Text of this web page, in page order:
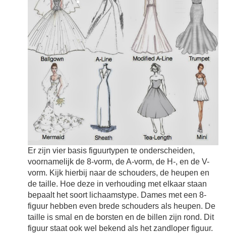
Er zijn vier basis figuurtypen te onderscheiden,
voornamelijk de 8-vorm, de A-vorm, de H-, en de V-
vorm. Kijk hierbij naar de schouders, de heupen en
de taille. Hoe deze in verhouding met elkaar staan
bepaalt het soort lichaamstype. Dames met een 8-
figuur hebben even brede schouders als heupen. De
taille is smal en de borsten en de billen zijn rond. Dit
figuur staat ook wel bekend als het zandloper figuur.